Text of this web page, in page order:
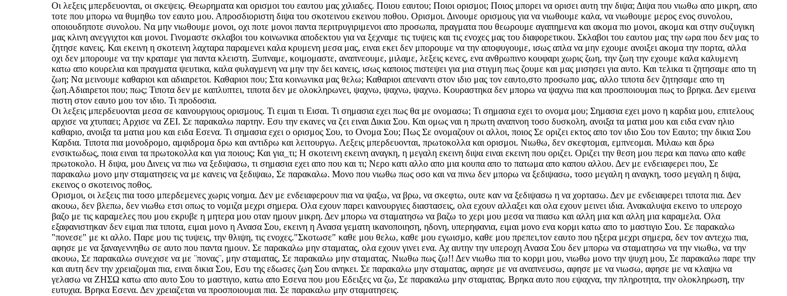
Οι λεξεις μπερδευονται, οι σκεψεις. Θεωρηματα και ορισμοι του εαυτου μας χιλιαδες. Ποιου εαυτου; Ποιοι ορισμοι; Ποιος μπορει να ορισει αυτη την διψα; Διψα που νιωθω απο μικρη, απο
τοτε που μπορω να θυμηθω τον εαυτο μου. Απροσδιοριστη διψα του σκοτεινου εκεινου ποθου. Ορισμοι. Δινουμε ορισμους για να νιωθουμε καλα, να νιωθουμε μερος ενος συνολου,
οποιουδηποτε συνολου. Να μην νιωθουμε μονοι, οχι ποτε μονοι παντα περιτρυγιριμενοι απο προσωπα, πραγματα που θεωρουμε αγαπημενα και ακομα πιο μονοι, ακομα και στην συζυγικη
μας κλινη ανεγγιχτοι και μονοι. Γινομαστε σκλαβοι του κοινωνικα αποδεκτου για να ξεχναμε τις τυψεις και τις ενοχες μας του διαφορετικου. Σκλαβοι του εαυτου μας την ωρα που δεν μας το
ζητησε κανεις. Και εκεινη η σκοτεινη λαχταρα παραμενει καλα κρυμενη μεσα μας, ειναι εκει δεν μπορουμε να την αποφυγουμε, ισως απλα να μην εχουμε ανοιξει ακομα την πορτα, αλλα
οχι δεν μπορουμε να την κραταμε για παντα κλειστη. Ξυπναμε, κοιμομαστε, αναπνεουμε, μιλαμε, λεξεις κενες, ενα ανθρωπινο κουφαρι χωρις ζωη, την ζωη την εχουμε καλα καλυμενη
κατω απο κουρελια και πραγματα ψευτικα, καλα φυλαγμενη να μην την δει κανεις, ισως καποιος πιστεψει για μια στιγμη πως ζουμε και μας μισησει για αυτο. Και τελικα τι ζητησαμε απο τη
ζωη; Να μεινουμε καθαριοι και αδιαιρετοι. Καθαριοι που; Στα κοινωνικα μας θελω; Καθαριοι απεναντι στον ιδιο μας τον εαυτο,στο προσωπο μας, αλλο τιποτα δεν ζητησαμε απο τη
ζωη.Αδιαιρετοι που; πως; Τιποτα δεν με καπλυπτει, τιποτα δεν με ολοκληρωνει, ψαχνω, ψαχνω, ψαχνω. Κουραστηκα δεν μπορω να ψαχνω πια και προσποιουμαι πως το βρηκα. Δεν εμεινα
πιστη στον εαυτο μου τον ιδιο. Τι προδοσια.
Οι λεξεις μπερδευονται μεσα σε καινουργιους ορισμους. Τι ειμαι τι Εισαι. Τι σημασια εχει πως θα με ονομασω; Τι σημασια εχει το ονομα μου; Σημασια εχει μονο η καρδια μου, επιτελους
αρχισε να χτυπαει; Αρχισε να ΖΕΙ. Σε παρακαλω παρτην. Εσυ την εκανες να ζει ειναι Δικια Σου. Και ομως ναι η πρωτη αναπνοη τοσο δυσκολη, ανοιξα τα ματια μου και ειδα εναν ηλιο
καθαριο, ανοιξα τα ματια μου και ειδα Εσενα. Τι σημασια εχει ο ορισμος Σου, το Ονομα Σου; Πως Σε ονομαζουν οι αλλοι, ποιος Σε οριζει εκτος απο τον ιδιο Σου τον Εαυτο; την δικια Σου
Καρδια. Τιποτα πια μονοδρομο, αμφιδρομα δρω και αντιδρω και λειτουργω. Λεξεις μπερδευονται, πρωτοκολλα και ορισμοι. Νιωθω, δεν σκεφτομαι, εμπνεομαι. Μιλαω και δρω
ενσικτωδως, ποια ειναι τα πρωτοκολλα και για ποιους; Και για_τι; Η σκοτεινη εκεινη αναγκη, η μεγαλη εκεινη διψα ειναι εκεινη που οριζει. Οριζει την θεση μου περα και πανω απο καθε
πρωτοκολο. Η διψα, μου Δινεις να πιω να ξεδιψασω, τι σημασια εχει απο που και τι; Νερο κατι αλλο απο μια κουπα απο το πατωμα απο καπου αλλου. Δεν με ενδειαφερει που, Σε
παρακαλω μονο μην σταματησεις να με κανεις να ξεδιψαω, Σε παρακαλω. Μονο που νιωθω πως οσο και να πινω δεν μπορω να ξεδιψασω, τοσο μεγαλη η αναγκη, τοσο μεγαλη η διψα,
εκεινος ο σκοτεινος ποθος.
Ορισμοι, οι λεξεις πια τοσο μπερδεμενες χωρις νοημα. Δεν με ενδειαφερουν πια να ψαξω, να βρω, να σκεφτω, ουτε καν να ξεδιψασω η να χορτασω. Δεν με ενδειαφερει τιποτα πια. Δεν
ακουω, δεν βλεπω, δεν νιωθω ετσι οπως το νομιζα μεχρι σημερα. Ολα εχουν παρει καινουργιες διαστασεις, ολα εχουν αλλαξει και ολα εχουν μεινει ιδια. Ανακαλυψα εκεινο το υπεροχο
βαζο με τις καραμελες που μου εκρυβε η μητερα μου οταν ημουν μικρη. Δεν μπορω να σταματησω να βαζω το χερι μου μεσα να πιασω και αλλη μια και αλλη μια καραμελα. Ολα
εξαφανιστηκαν δεν ειμαι πια τιποτα, ειμαι μονο η Ανασα Σου, εκεινη η Ανασα γεματη ικανοποιηση, ηδονη, υπερηφανια, ειμαι μονο ενα κορμι κατω απο το μαστιγιο Σου. Σε παρακαλω
"πονεσε" με κι αλλο. Παρε μου τις τυψεις, την θλιψη, τις ενοχες."Σκοτωσε" καθε μου θελω, καθε μου εγωισμο, καθε μου πρεπει,τον εαυτο που ηξερα μεχρι σημερα, δεν τον αντεχω πια,
αφησε με να ξαναγεννηθω σε αυτο που παντα ημουν. Σε παρακαλω μην σταματας, ολα εχουν γινει ενα. Αχ αυτην την υπεροχη Ανασα Σου δεν μπορω να σταματησω να την νιωθω, να την
ακουω, Σε παρακαλω συνεχισε να με ¨πονας¨, μην σταματας, Σε παρακαλω μην σταματας. Νιωθω πως ζω!! Δεν νιωθω πια το κορμι μου, νιωθω μονο την ψυχη μου, Σε παρακαλω παρε την
και αυτη δεν την χρειαζομαι πια, ειναι δικια Σου, Εσυ της εδωσες ζωη Σου ανηκει. Σε παρακαλω μην σταματας, αφησε με να αναπνευσω, αφησε με να νιωσω, αφησε με να κλαψω να
γελασω να ΖΗΣΩ κατω απο αυτο Σου το μαστιγιο, κατω απο Εσενα που μου Εδειξες να ζω, Σε παρακαλω μην σταματας. Βρηκα αυτο που εψαχνα, την πληροτητα, την ολοκληρωση, την
ευτυχια. Βρηκα Εσενα. Δεν χρειαζεται να προσποιουμαι πια. Σε παρακαλω μην σταματησεις.